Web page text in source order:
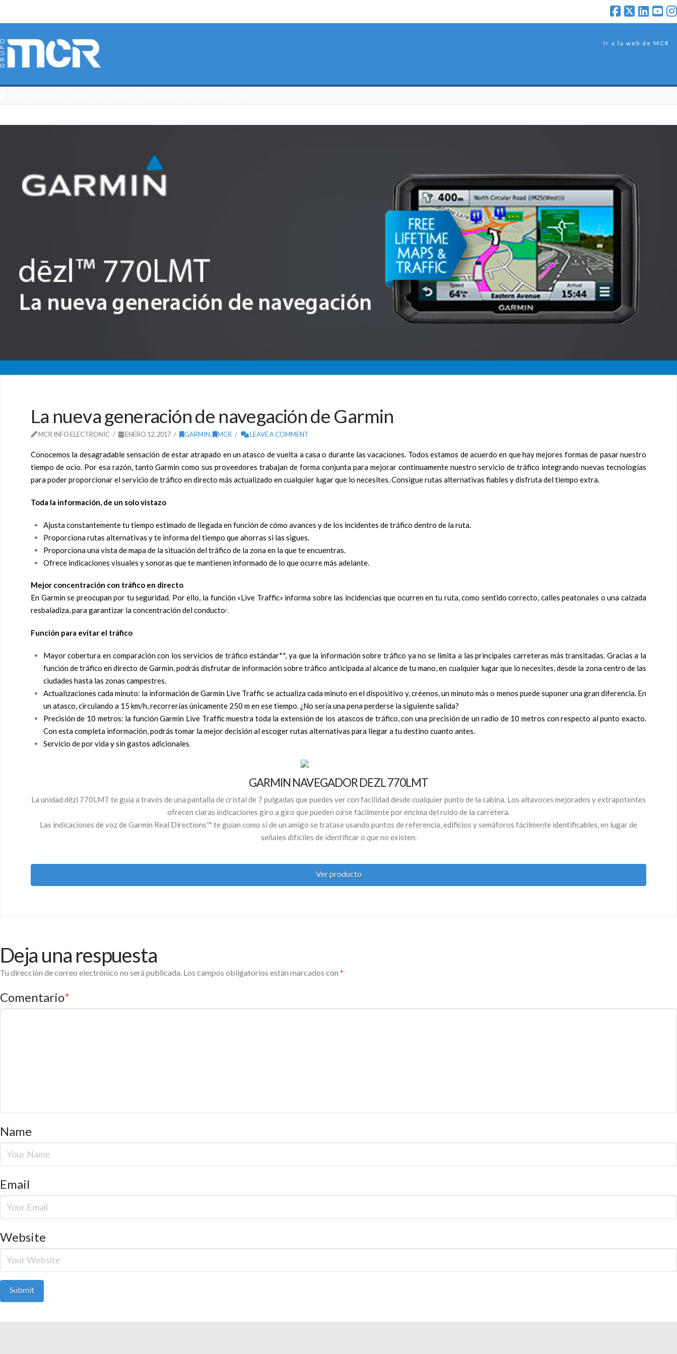
Ir a la web de MCR
La nueva generación de navegación de Garmin
MCR INFO ELECTRONIC ENERO 12, 2017 GARMIN, MCR LEAVE A COMMENT
Conocemos la desagradable sensación de estar atrapado en un atasco de vuelta a casa o durante las vacaciones. Todos estamos de acuerdo en que hay mejores formas de pasar nuestro
tiempo de ocio. Por esa razón, tanto Garmin como sus proveedores trabajan de forma conjunta para mejorar continuamente nuestro servicio de tráfico integrando nuevas tecnologías
para poder proporcionar el servicio de tráfico en directo más actualizado en cualquier lugar que lo necesites. Consigue rutas alternativas fiables y disfruta del tiempo extra.
Toda la información, de un solo vistazo
Ajusta constantemente tu tiempo estimado de llegada en función de cómo avances y de los incidentes de tráfico dentro de la ruta.
Proporciona rutas alternativas y te informa del tiempo que ahorras si las sigues.
Proporciona una vista de mapa de la situación del tráfico de la zona en la que te encuentras.
Ofrece indicaciones visuales y sonoras que te mantienen informado de lo que ocurre más adelante.
Mejor concentración con tráfico en directo
En Garmin se preocupan por tu seguridad. Por ello, la función «Live Traffic» informa sobre las incidencias que ocurren en tu ruta, como sentido correcto, calles peatonales o una calzada
resbaladiza, para garantizar la concentración del conductor.
Función para evitar el tráfico
Mayor cobertura en comparación con los servicios de tráfico estándar**, ya que la información sobre tráfico ya no se limita a las principales carreteras más transitadas. Gracias a la
función de tráfico en directo de Garmin, podrás disfrutar de información sobre tráfico anticipada al alcance de tu mano, en cualquier lugar que lo necesites, desde la zona centro de las
ciudades hasta las zonas campestres.
Actualizaciones cada minuto: la información de Garmin Live Traffic se actualiza cada minuto en el dispositivo y, créenos, un minuto más o menos puede suponer una gran diferencia. En
un atasco, circulando a 15 km/h, recorrerías únicamente 250 m en ese tiempo. ¿No sería una pena perderse la siguiente salida?
Precisión de 10 metros: la función Garmin Live Traffic muestra toda la extensión de los atascos de tráfico, con una precisión de un radio de 10 metros con respecto al punto exacto.
Con esta completa información, podrás tomar la mejor decisión al escoger rutas alternativas para llegar a tu destino cuanto antes.
Servicio de por vida y sin gastos adicionales.
GARMIN NAVEGADOR DEZL 770LMT
La unidad dēzl 770LMT te guía a través de una pantalla de cristal de 7 pulgadas que puedes ver con facilidad desde cualquier punto de la cabina. Los altavoces mejorados y extrapotentes
ofrecen claras indicaciones giro a giro que pueden oírse fácilmente por encima del ruido de la carretera.
Las indicaciones de voz de Garmin Real Directions™ te guían como si de un amigo se tratase usando puntos de referencia, edificios y semáforos fácilmente identificables, en lugar de
señales difíciles de identificar o que no existen.
Ver producto
Deja una respuesta
Tu dirección de correo electrónico no será publicada. Los campos obligatorios están marcados con *
Comentario*
Name
Email
Website